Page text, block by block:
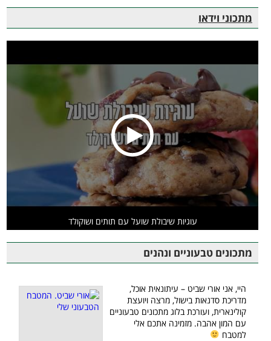
מתכוני וידאו
עוגיות שיבולת שועל עם תותים ושוקולד
מתכונים טבעוניים ונהנים
היי, אני אורי שביט – עיתונאית אוכל,
מדריכת סדנאות בישול, מרצה ויועצת
קולינארית, ועורכת בלוג מתכונים טבעוניים
עם המון אהבה. מזמינה אתכם אלי
למטבח